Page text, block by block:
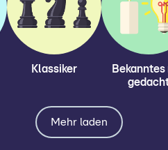
Klassiker
Bekanntes
Mehr laden